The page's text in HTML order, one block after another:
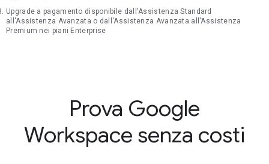
Upgrade a pagamento disponibile dall'Assistenza Standard
all'Assistenza Avanzata o dall'Assistenza Avanzata all'Assistenza
Premium nei piani Enterprise
Prova Google
Workspace senza costi